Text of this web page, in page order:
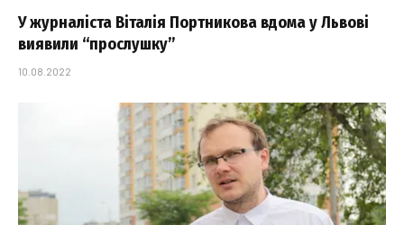
У журналіста Віталія Портникова вдома у Львові
виявили “прослушку”
10.08.2022